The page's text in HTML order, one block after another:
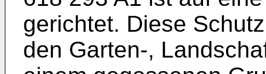
gerichtet. Diese
den Garten-,